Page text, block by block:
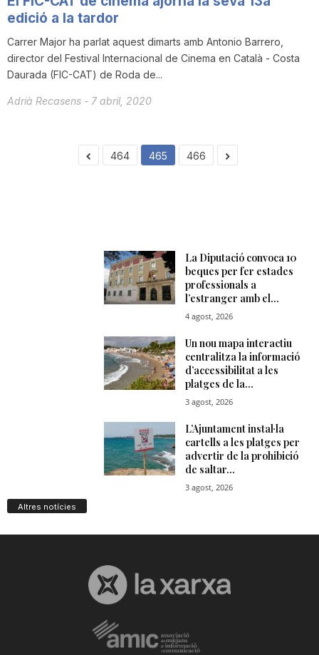
edició a la tardor
Carrer Major ha parlat aquest dimarts amb Antonio Barrero,
director del Festival Internacional de Cinema en Català - Costa
Daurada (FIC-CAT) de Roda de...
Adrià Recasens - 7 abril, 2020
464 465 466
Altres notícies